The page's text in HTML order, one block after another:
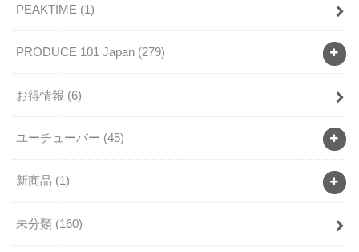
PEAKTIME (1)
PRODUCE 101 Japan (279)
お得情報 (6)
ユーチューバー (45)
新商品 (1)
未分類 (160)